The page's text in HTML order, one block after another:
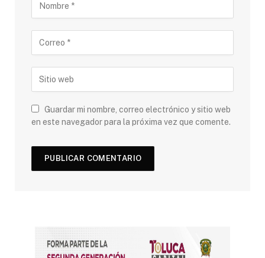
Guardar mi nombre, correo electrónico y sitio web
en este navegador para la próxima vez que comente.